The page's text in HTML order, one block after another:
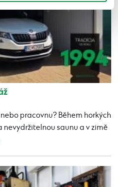
pracovnu? Během horkých
nevydržitelnou saunu a v zimě